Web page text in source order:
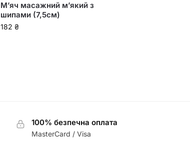
М’яч масажний м’який з
шипами (7,5см)
182₴
100% безпечна оплата
MasterCard / Visa